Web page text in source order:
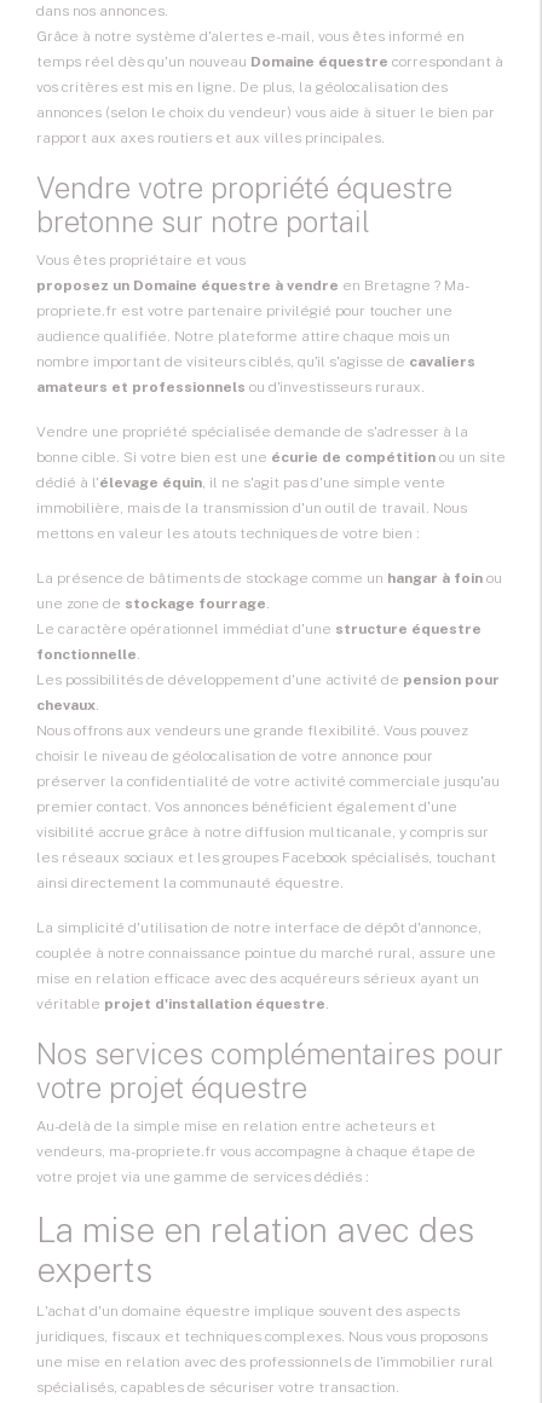
dans nos annonces.
Grâce à notre système d'alertes e-mail, vous êtes informé en
temps réel dès qu'un nouveau Domaine équestre correspondant à
vos critères est mis en ligne. De plus, la géolocalisation des
annonces (selon le choix du vendeur) vous aide à situer le bien par
rapport aux axes routiers et aux villes principales.
Vendre votre propriété équestre
bretonne sur notre portail
Vous êtes propriétaire et vous
proposez un Domaine équestre à vendre en Bretagne ? Ma-
propriete.fr est votre partenaire privilégié pour toucher une
audience qualifiée. Notre plateforme attire chaque mois un
nombre important de visiteurs ciblés, qu'il s'agisse de cavaliers
amateurs et professionnels ou d'investisseurs ruraux.
Vendre une propriété spécialisée demande de s'adresser à la
bonne cible. Si votre bien est une écurie de compétition ou un site
dédié à l'élevage équin, il ne s'agit pas d'une simple vente
immobilière, mais de la transmission d'un outil de travail. Nous
mettons en valeur les atouts techniques de votre bien :
La présence de bâtiments de stockage comme un hangar à foin ou
une zone de stockage fourrage.
Le caractère opérationnel immédiat d'une structure équestre
fonctionnelle.
Les possibilités de développement d'une activité de pension pour
chevaux.
Nous offrons aux vendeurs une grande flexibilité. Vous pouvez
choisir le niveau de géolocalisation de votre annonce pour
préserver la confidentialité de votre activité commerciale jusqu'au
premier contact. Vos annonces bénéficient également d'une
visibilité accrue grâce à notre diffusion multicanale, y compris sur
les réseaux sociaux et les groupes Facebook spécialisés, touchant
ainsi directement la communauté équestre.
La simplicité d'utilisation de notre interface de dépôt d'annonce,
couplée à notre connaissance pointue du marché rural, assure une
mise en relation efficace avec des acquéreurs sérieux ayant un
véritable projet d'installation équestre.
Nos services complémentaires pour
votre projet équestre
Au-delà de la simple mise en relation entre acheteurs et
vendeurs, ma-propriete.fr vous accompagne à chaque étape de
votre projet via une gamme de services dédiés :
La mise en relation avec des
experts
L'achat d'un domaine équestre implique souvent des aspects
juridiques, fiscaux et techniques complexes. Nous vous proposons
une mise en relation avec des professionnels de l'immobilier rural
spécialisés, capables de sécuriser votre transaction.